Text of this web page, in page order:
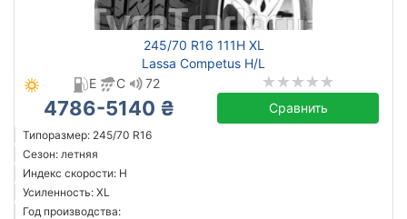
245/70 R16 111H XL
Lassa Competus H/L
E
C 72
4786-5140 ₴ Сравнить
Типоразмер: 245/70 R16
Сезон: летняя
Индекс скорости: H
Усиленность: XL
Год производства: